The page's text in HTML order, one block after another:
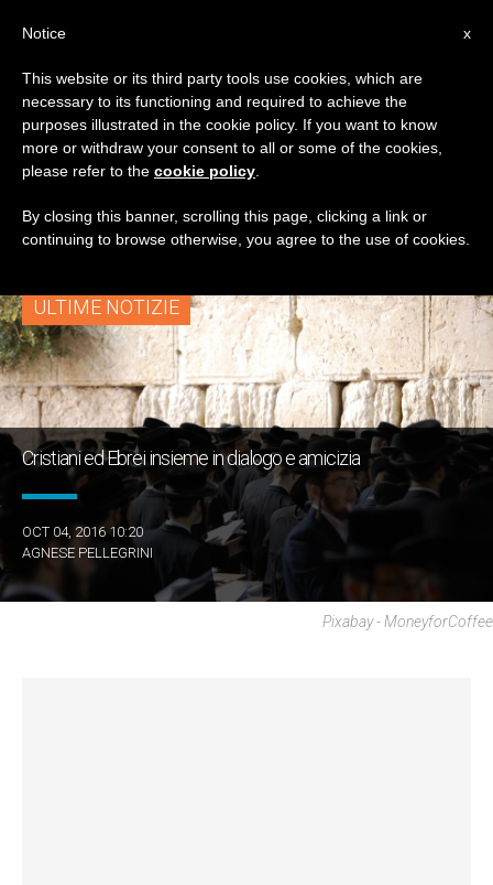
TAG
Posts Tagged
‘Marcione’
ULTIME NOTIZIE
Cristiani ed Ebrei insieme in dialogo e amicizia
OCT 04, 2016 10:20
AGNESE PELLEGRINI
Pixabay - MoneyforCoffee
x
Notice
This website or its third party tools use cookies, which are
necessary to its functioning and required to achieve the
purposes illustrated in the cookie policy. If you want to know
more or withdraw your consent to all or some of the cookies,
please refer to the cookie policy
By closing this banner, scrolling this page, clicking a link or
continuing to browse otherwise, you agree to the use of cookies.